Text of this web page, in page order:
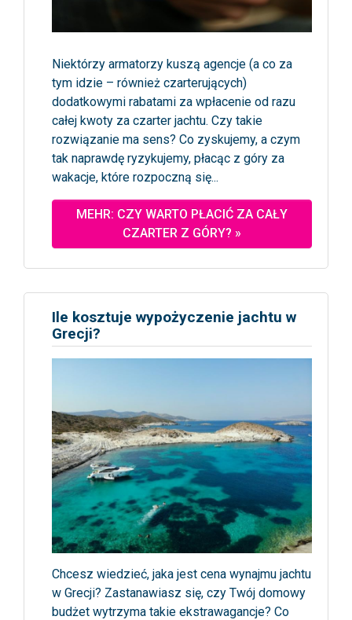
Niektórzy armatorzy kuszą agencje (a co za
tym idzie – również czarterujących)
dodatkowymi rabatami za wpłacenie od razu
całej kwoty za czarter jachtu. Czy takie
rozwiązanie ma sens? Co zyskujemy, a czym
tak naprawdę ryzykujemy, płacąc z góry za
wakacje, które rozpoczną się...
MEHR: CZY WARTO PŁACIĆ ZA CAŁY
CZARTER Z GÓRY? »
Ile kosztuje wypożyczenie jachtu w
Grecji?
Chcesz wiedzieć, jaka jest cena wynajmu jachtu
w Grecji? Zastanawiasz się, czy Twój domowy
budżet wytrzyma takie ekstrawagancje? Co